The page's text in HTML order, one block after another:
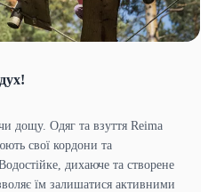
дощу. Одяг та взуття Reima
свої кордони та
дихаюче та створене
їм залишатися активними